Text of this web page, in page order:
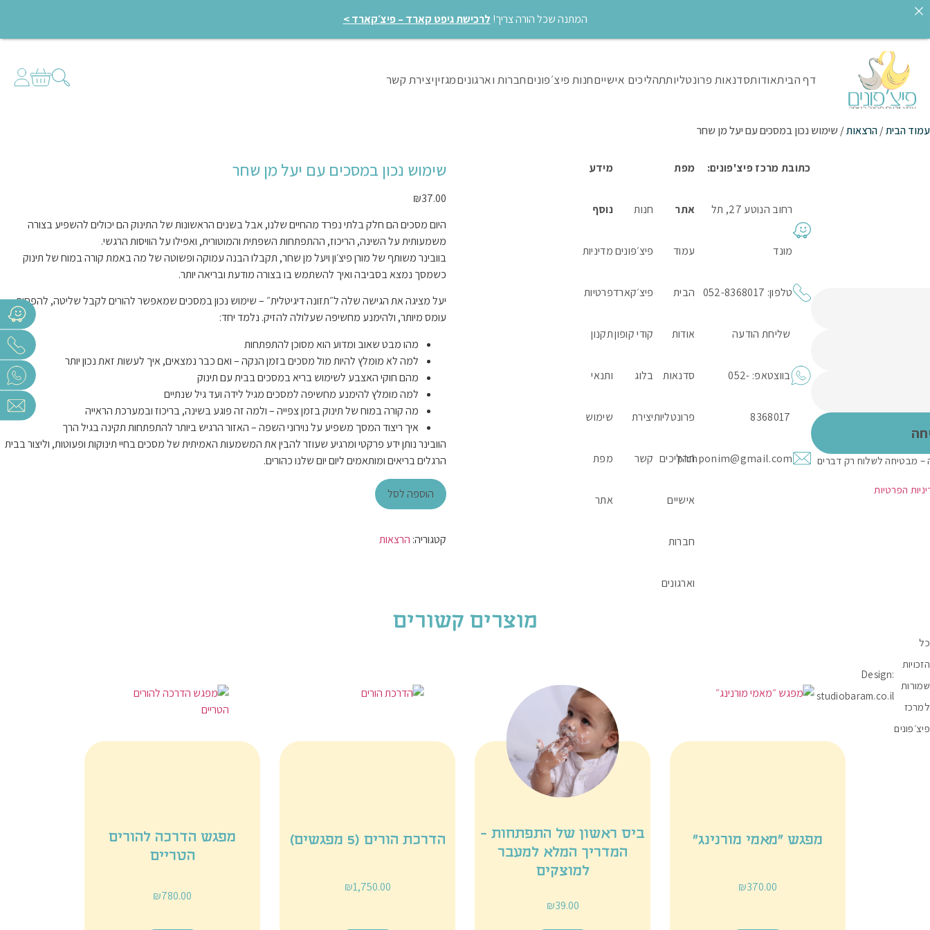
המתנה שכל הורה צריך! לרכישת גיפט קארד – פיצ׳קארד >
דף הביתאודותסדנאות פרונטליותתהליכים אישייםחנות פיצ׳פוניםחברות וארגוניםמגזיןיצירת קשר
עמוד הבית/הרצאות/ שימוש נכון במסכים עם יעל מן שחר
שימוש נכון במסכים עם יעל מן שחר
₪37.00
היום מסכים הם חלק בלתי נפרד מהחיים שלנו, אבל בשנים הראשונות של התינוק הם יכולים להשפיע בצורה
משמעותית על השינה, הריכוז, ההתפתחות השפתית והמוטורית, ואפילו על הוויסות הרגשי.
בוובינר משותף של מורן פיצ׳ון ויעל מן שחר, תקבלו הבנה עמוקה ופשוטה של מה באמת קורה במוח של תינוק
כשמסך נמצא בסביבה ואיך להשתמש בו בצורה מודעת ובריאה יותר.
יעל מציגה את הגישה שלה ל״תזונה דיגיטלית״ – שימוש נכון במסכים שמאפשר להורים לקבל שליטה, להפחית
עומס מיותר, ולהימנע מחשיפה שעלולה להזיק. נלמד יחד:
מהו מבט שאוב ומדוע הוא מסוכן להתפתחות
למה לא מומלץ להיות מול מסכים בזמן הנקה – ואם כבר נמצאים, איך לעשות זאת נכון יותר
מהם חוקי האצבע לשימוש בריא במסכים בבית עם תינוק
למה מומלץ להימנע מחשיפה למסכים מגיל לידה ועד גיל שנתיים
מה קורה במוח של תינוק בזמן צפייה – ולמה זה פוגע בשינה, בריכוז ובמערכת הראייה
איך ריצוד המסך משפיע על נוירוני השפה – האזור הרגיש ביותר להתפתחות תקינה בגיל הרך
הוובינר נותן ידע פרקטי ומרגיע שעוזר להבין את המשמעות האמיתית של מסכים בחיי תינוקות ופעוטות, וליצור בבית
הרגלים בריאים ומותאמים ליום יום שלנו כהורים.
הוספה לסל
קטגוריה: הרצאות
מוצרים קשורים
מפגש ״מאמי מורנינג״
₪370.00
ביס ראשון של התפתחות -
המדריך המלא למעבר
למוצקים
₪39.00
הדרכת הורים (5 מפגשים)
₪1,750.00
מפגש הדרכה להורים
הטריים
₪780.00
– מבטיחה לשלוח רק דברים
הפרטיות
כתובת מרכז פיצ'פונים:
רחוב הנוטע 27, תל
מונד
טלפון: 052-8368017
שליחת הודעה
בווצטאפ: 052-
8368017
pichponim@gmail.com
מפת
אתר
עמוד
הבית
אודות
סדנאות
פרונטליות
תהליכים
אישיים
חברות
וארגונים
חנות
פיצ׳פונים
פיצ׳קארד
קודי קופון
בלוג
יצירת
קשר
מידע
נוסף
מדיניות
פרטיות
תקנון
ותנאי
שימוש
מפת
אתר
כל
הזכויות
שמורות
למרכז
פיצ׳פונים
Design:
studiobaram.co.il